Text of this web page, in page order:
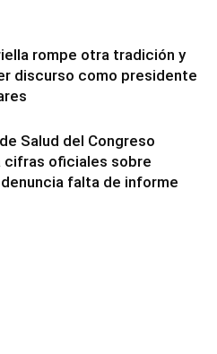
rompe otra tradición y
discurso como presidente
Salud del Congreso
cifras oficiales sobre
falta de informe